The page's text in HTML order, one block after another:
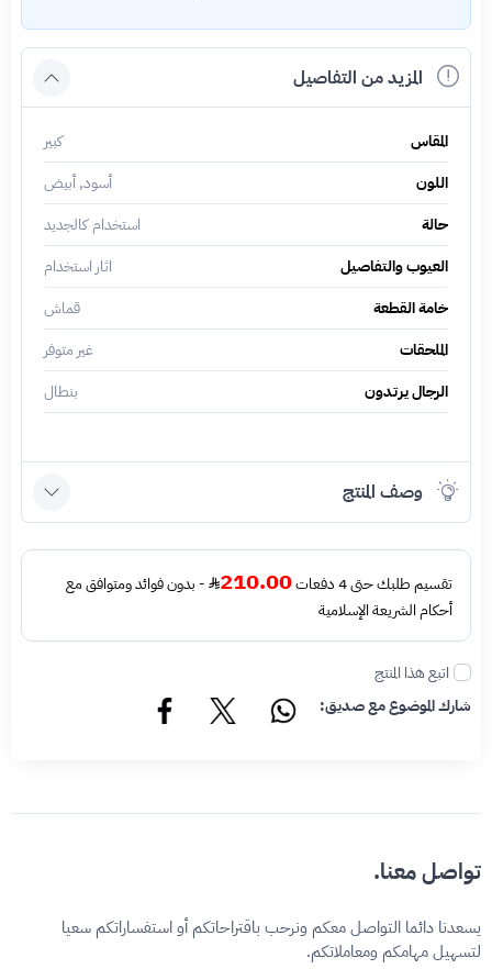
المزيد من التفاصيل
المقاس
كبير
اللون
أسود, أبيض
حالة
استخدام كالجديد
العيوب والتفاصيل
اثار استخدام
خامة القطعة
قماش
الملحقات
غير متوفر
الرجال يرتدون
بنطال
وصف المنتج
تقسيم طلبك حتى 4 دفعات 210.00
- بدون فوائد ومتوافق مع
أحكام الشريعة الإسلامية
اتبع هذا المنتج
شارك الموضوع مع صديق:
تواصل معنا.
يسعدنا دائما التواصل معكم ونرحب باقتراحاتكم أو استفساراتكم سعيا
لتسهيل مهامكم ومعاملاتكم.